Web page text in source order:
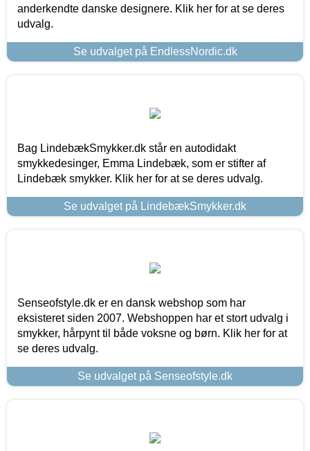
anderkendte danske designere. Klik her for at se deres
udvalg.
Se udvalget på EndlessNordic.dk
Bag LindebækSmykker.dk står en autodidakt
smykkedesinger, Emma Lindebæk, som er stifter af
Lindebæk smykker. Klik her for at se deres udvalg.
Se udvalget på LindebækSmykker.dk
Senseofstyle.dk er en dansk webshop som har
eksisteret siden 2007. Webshoppen har et stort udvalg i
smykker, hårpynt til både voksne og børn. Klik her for at
se deres udvalg.
Se udvalget på Senseofstyle.dk